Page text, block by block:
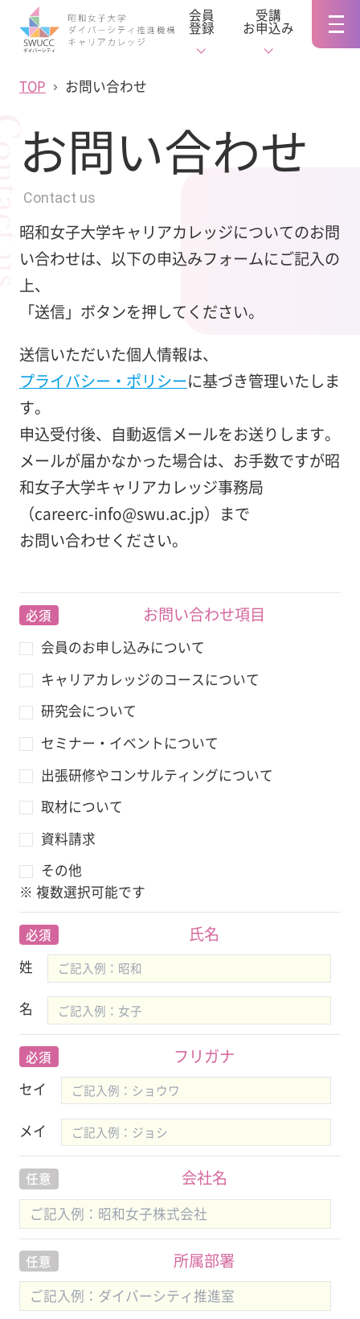
会員
登録
受講
お申込み
TOP お問い合わせ
usお問い合わせ
Contact us
昭和女子大学キャリアカレッジについてのお問
い合わせは、以下の申込みフォームにご記入の
上、
「送信」ボタンを押してください。
送信いただいた個人情報は、
プライバシー・ポリシーに基づき管理いたしま
す。
申込受付後、自動返信メールをお送りします。
メールが届かなかった場合は、お手数ですが昭
和女子大学キャリアカレッジ事務局
（careerc-info@swu.ac.jp）まで
お問い合わせください。
お問い合わせ項目
必須
会員のお申し込みについて
キャリアカレッジのコースについて
研究会について
セミナー・イベントについて
出張研修やコンサルティングについて
取材について
資料請求
その他
※ 複数選択可能です
氏名
必須
姓
名
フリガナ
必須
セイ
メイ
会社名
任意
所属部署
任意